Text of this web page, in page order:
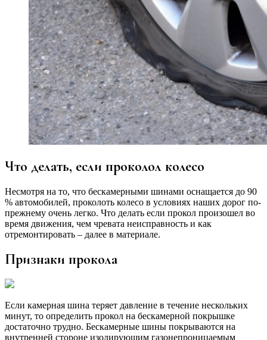
Что делать, если проколол колесо
Несмотря на то, что бескамерными шинами оснащается до 90
% автомобилей, проколоть колесо в условиях наших дорог по-
прежнему очень легко. Что делать если прокол произошел во
время движения, чем чревата неисправность и как
отремонтировать – далее в материале.
Признаки прокола
Если камерная шина теряет давление в течение нескольких
минут, то определить прокол на бескамерной покрышке
достаточно трудно. Бескамерные шины покрываются на
внутренней стороне изолирующим газонепроницаемым